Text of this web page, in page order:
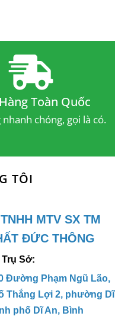
Toàn Quốc
nhanh chóng, gọi là có.
TÔI
MTV SX TM
ĐỨC THÔNG
Sở:
Đường Phạm Ngũ Lão,
Thắng Lợi 2, phường Dĩ
phố Dĩ An, Bình